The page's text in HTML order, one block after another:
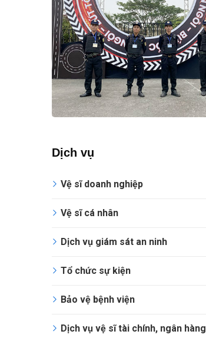
Dịch vụ
Vệ sĩ doanh nghiệp
Vệ sĩ cá nhân
Dịch vụ giám sát an ninh
Tổ chức sự kiện
Bảo vệ bệnh viện
Dịch vụ vệ sĩ tài chính, ngân hàng